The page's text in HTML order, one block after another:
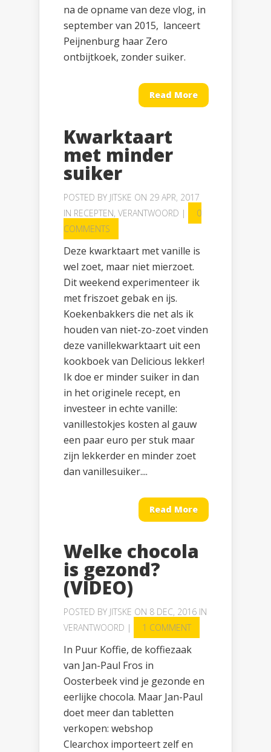
na de opname van deze vlog, in
september van 2015, lanceert
Peijnenburg haar Zero
ontbijtkoek, zonder suiker.
Read More
Kwarktaart
met minder
suiker
POSTED BY JITSKE ON 29 APR, 2017
IN RECEPTEN, VERANTWOORD |
0
COMMENTS
Deze kwarktaart met vanille is
wel zoet, maar niet mierzoet.
Dit weekend experimenteer ik
met friszoet gebak en ijs.
Koekenbakkers die net als ik
houden van niet-zo-zoet vinden
deze vanillekwarktaart uit een
kookboek van Delicious lekker!
Ik doe er minder suiker in dan
in het originele recept, en
investeer in echte vanille:
vanillestokjes kosten al gauw
een paar euro per stuk maar
zijn lekkerder en minder zoet
dan vanillesuiker....
Read More
Welke chocola
is gezond?
(VIDEO)
POSTED BY JITSKE ON 8 DEC, 2016 IN
VERANTWOORD | 1 COMMENT
In Puur Koffie, de koffiezaak
van Jan-Paul Fros in
Oosterbeek vind je gezonde en
eerlijke chocola. Maar Jan-Paul
doet meer dan tabletten
verkopen: webshop
Clearchox importeert zelf en